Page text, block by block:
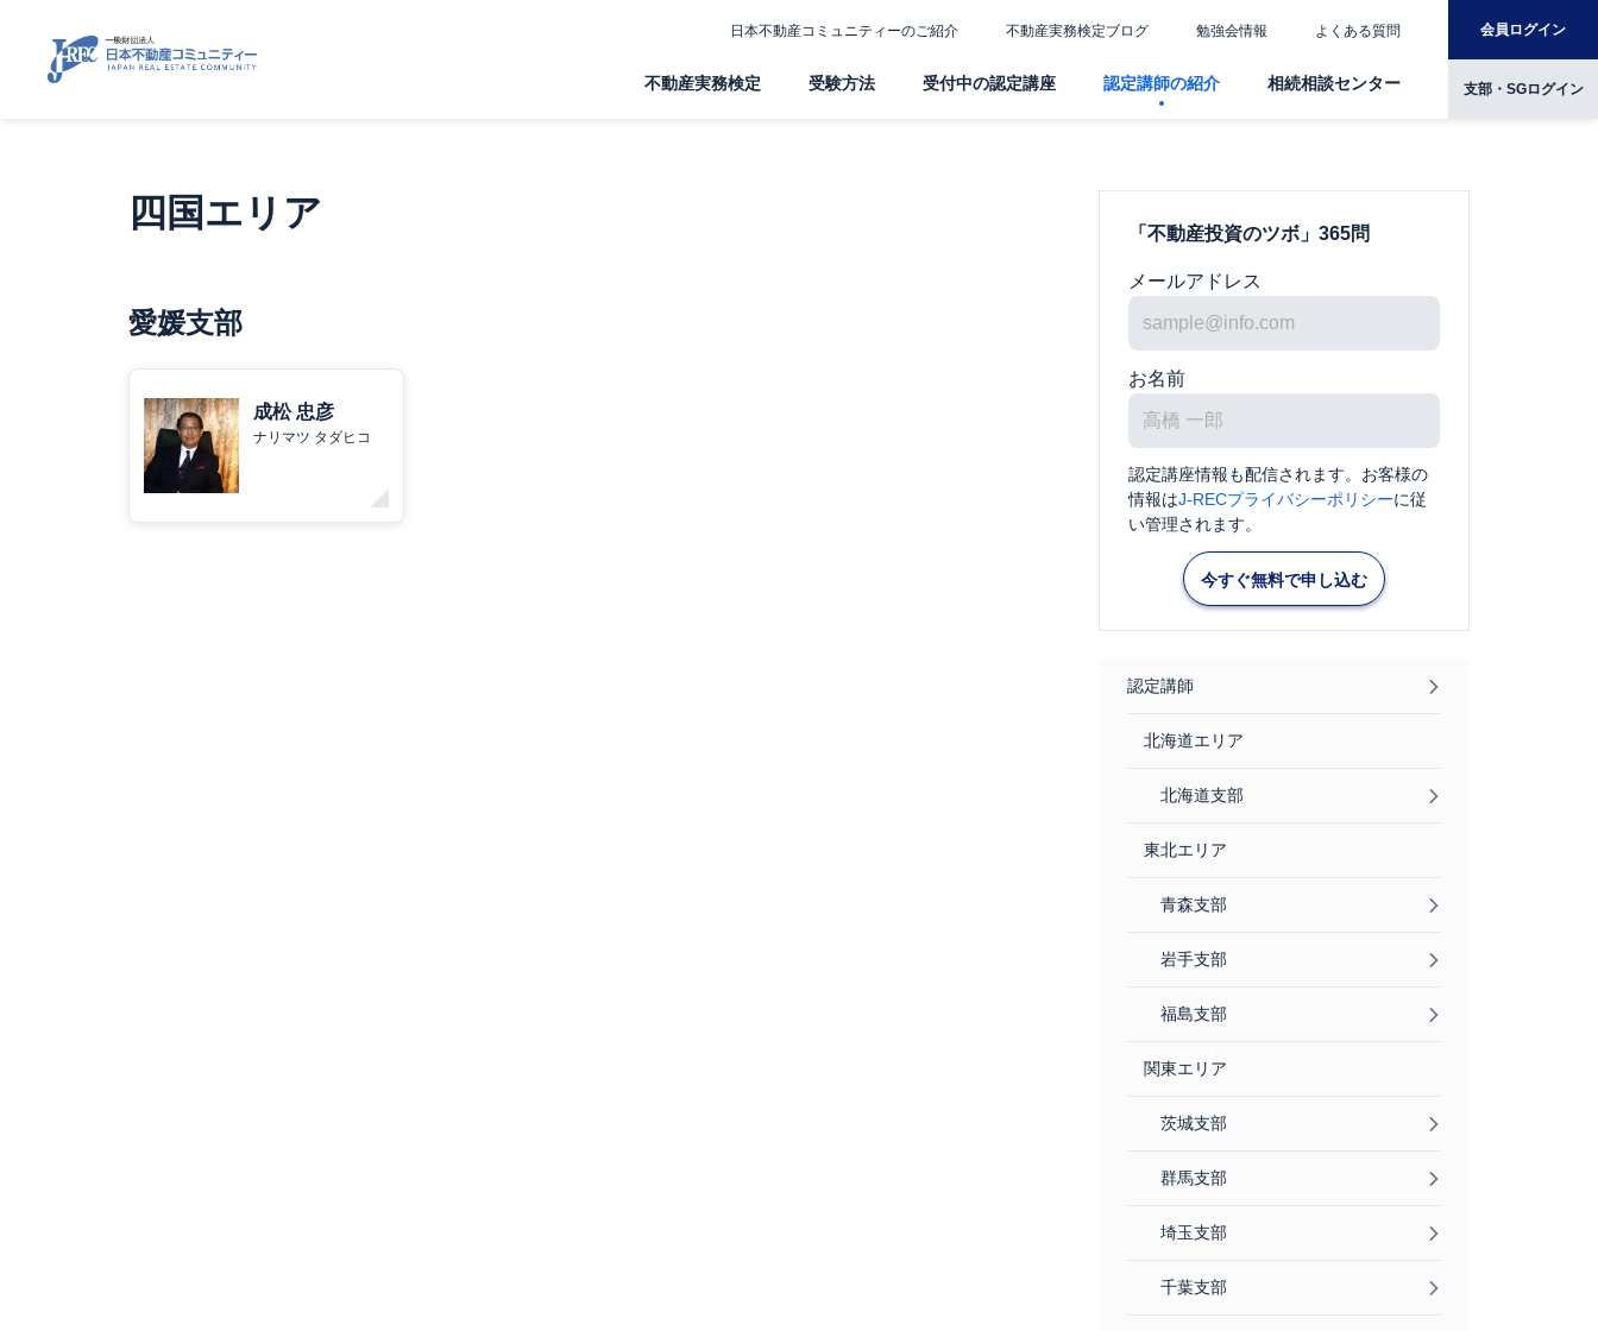
日本不動産コミュニティーのご紹介 不動産実務検定ブログ 勉強会情報 よくある質問 会員ログイン
不動産実務検定 受験方法 受付中の認定講座 認定講師の紹介 相続相談センター 支部・SGログイン
四国エリア
愛媛支部
成松 忠彦
ナリマツ タダヒコ
「不動産投資のツボ」365問
メールアドレス
お名前
認定講座情報も配信されます。お客様の
情報はJ-RECプライバシーポリシーに従
い管理されます。
今すぐ無料で申し込む
認定講師
北海道エリア
北海道支部
東北エリア
青森支部
岩手支部
福島支部
関東エリア
茨城支部
群馬支部
埼玉支部
千葉支部